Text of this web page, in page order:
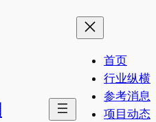
首页
行业纵横
参考消息
项目动态